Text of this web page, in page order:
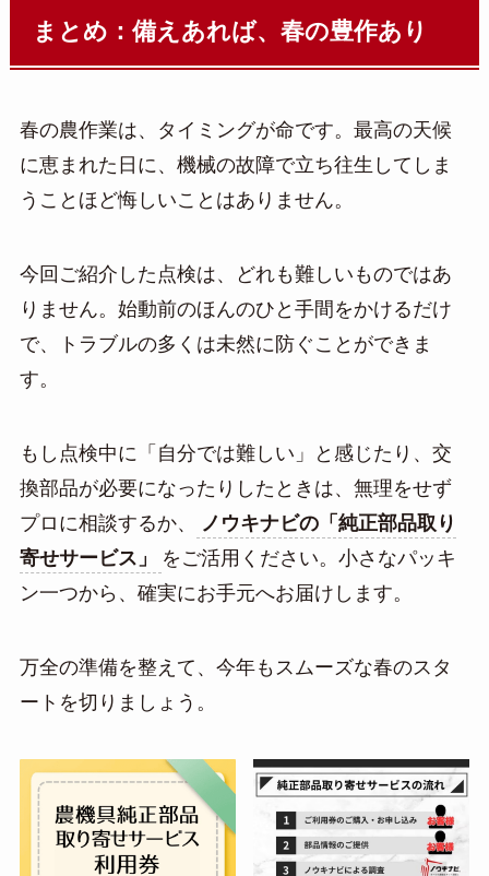
まとめ：備えあれば、春の豊作あり
春の農作業は、タイミングが命です。最高の天候
に恵まれた日に、機械の故障で立ち往生してしま
うことほど悔しいことはありません。
今回ご紹介した点検は、どれも難しいものではあ
りません。始動前のほんのひと手間をかけるだけ
で、トラブルの多くは未然に防ぐことができま
す。
もし点検中に「自分では難しい」と感じたり、交
換部品が必要になったりしたときは、無理をせず
プロに相談するか、
ノウキナビの「純正部品取り
寄せサービス」
をご活用ください。小さなパッキ
ン一つから、確実にお手元へお届けします。
万全の準備を整えて、今年もスムーズな春のスタ
ートを切りましょう。